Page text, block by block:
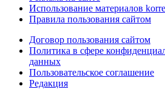
Использование материалов
Правила пользования сайтом
Договор пользования сайтом
Политика в сфере
данных
Пользовательское соглашение
Редакция